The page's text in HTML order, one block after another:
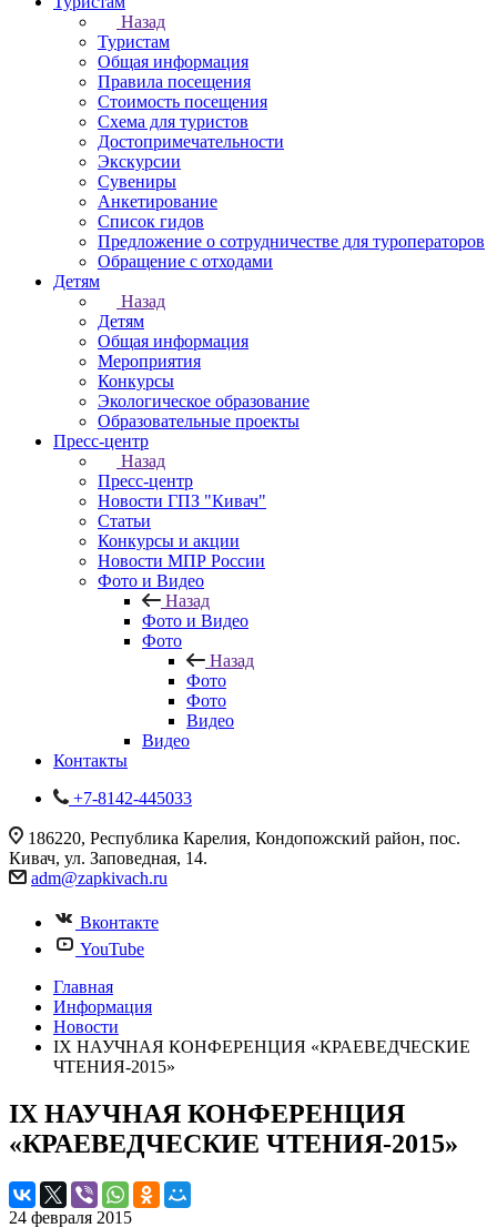
Назад
Туристам
Общая информация
Правила посещения
Стоимость посещения
Схема для туристов
Достопримечательности
Экскурсии
Сувениры
Анкетирование
Список гидов
Предложение о сотрудничестве для туроператоров
Обращение с отходами
Детям
Назад
Детям
Общая информация
Мероприятия
Конкурсы
Экологическое образование
Образовательные проекты
Пресс-центр
Назад
Пресс-центр
Новости ГПЗ "Кивач"
Статьи
Конкурсы и акции
Новости МПР России
Фото и Видео
Назад
Фото и Видео
Фото
Назад
Фото
Фото
Видео
Видео
Контакты
+7-8142-445033
186220, Республика Карелия, Кондопожский район, пос.
Кивач, ул. Заповедная, 14.
adm@zapkivach.ru
Вконтакте
YouTube
Главная
Информация
Новости
IX НАУЧНАЯ КОНФЕРЕНЦИЯ «КРАЕВЕДЧЕСКИЕ
ЧТЕНИЯ-2015»
IX НАУЧНАЯ КОНФЕРЕНЦИЯ
«КРАЕВЕДЧЕСКИЕ ЧТЕНИЯ-2015»
24 февраля 2015